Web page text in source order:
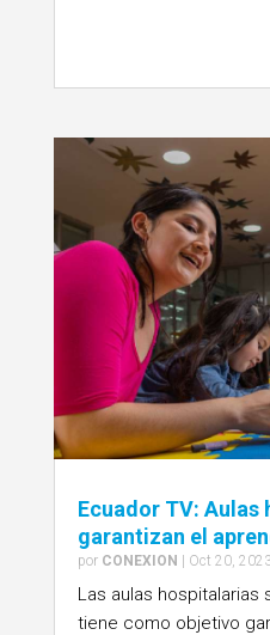
Ecuador TV: Aulas
garantizan el
por CONEXION | Oct 20,
Las aulas hospitalarias
tiene como objetivo